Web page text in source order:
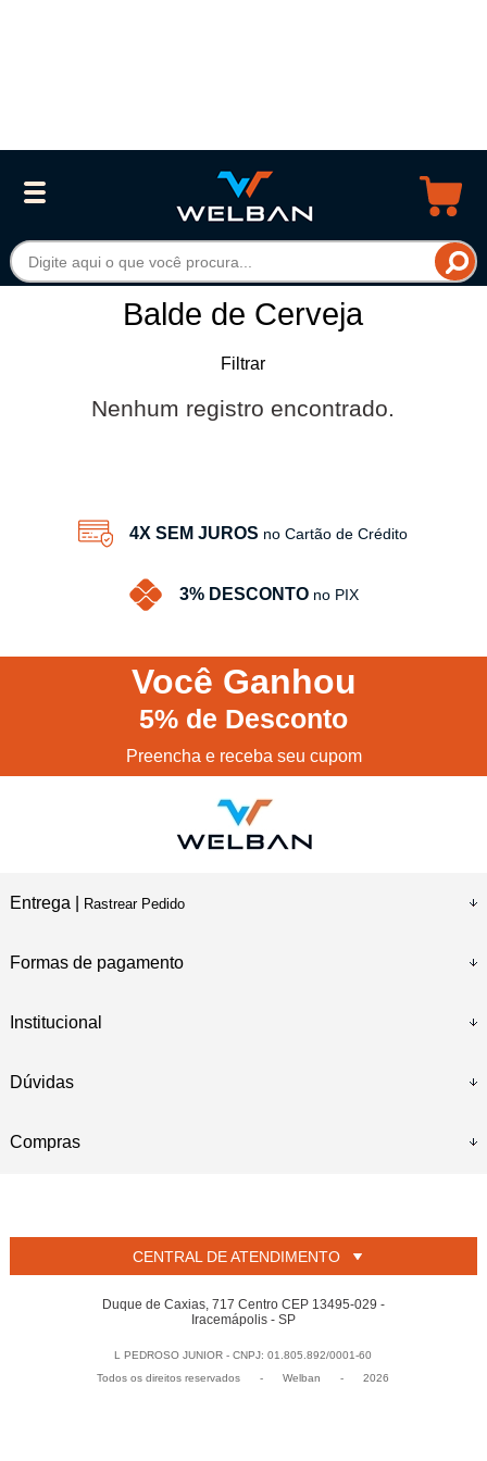
Balde de Cerveja
Filtrar
Nenhum registro encontrado.
4X SEM JUROS no Cartão de Crédito
3% DESCONTO no PIX
Você Ganhou
5% de Desconto
Preencha e receba seu cupom
Entrega | Rastrear Pedido
Formas de pagamento
Institucional
Dúvidas
Compras
CENTRAL DE ATENDIMENTO
Duque de Caxias, 717 Centro CEP 13495-029 -
Iracemápolis - SP
L PEDROSO JUNIOR - CNPJ: 01.805.892/0001-60
Todos os direitos reservados
- Welban - 2026